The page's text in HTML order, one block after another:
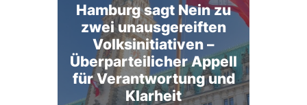
Hamburg sagt Nein zu
zwei unausgereiften
Volksinitiativen –
Überparteilicher Appell
für Verantwortung und
Klarheit